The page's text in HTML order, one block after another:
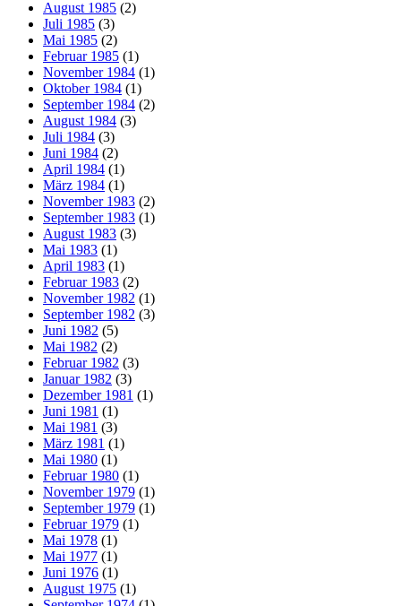
August 1985 (2)
Juli 1985 (3)
Mai 1985 (2)
Februar 1985 (1)
November 1984 (1)
Oktober 1984 (1)
September 1984 (2)
August 1984 (3)
Juli 1984 (3)
Juni 1984 (2)
April 1984 (1)
März 1984 (1)
November 1983 (2)
September 1983 (1)
August 1983 (3)
Mai 1983 (1)
April 1983 (1)
Februar 1983 (2)
November 1982 (1)
September 1982 (3)
Juni 1982 (5)
Mai 1982 (2)
Februar 1982 (3)
Januar 1982 (3)
Dezember 1981 (1)
Juni 1981 (1)
Mai 1981 (3)
März 1981 (1)
Mai 1980 (1)
Februar 1980 (1)
November 1979 (1)
September 1979 (1)
Februar 1979 (1)
Mai 1978 (1)
Mai 1977 (1)
Juni 1976 (1)
August 1975 (1)